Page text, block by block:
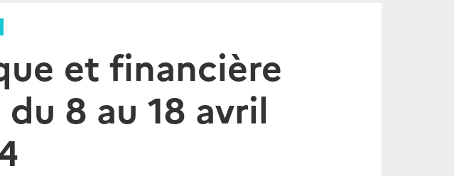
et financière
8 au 18 avril